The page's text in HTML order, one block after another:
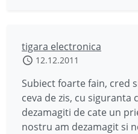
tigara electronica
12.12.2011
Subiect foarte fain, cred
ceva de zis, cu siguranta
dezamagiti de cate un
nostru am dezamagit si